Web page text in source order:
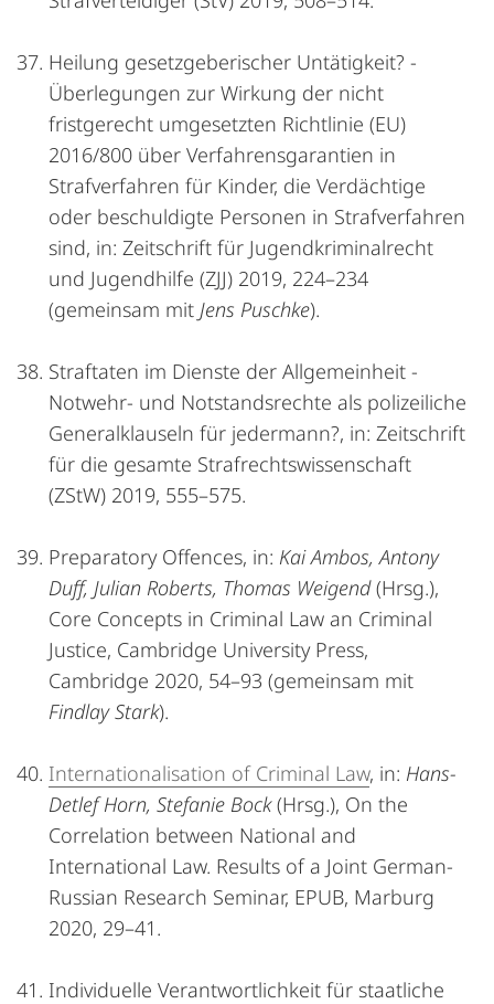
Heilung gesetzgeberischer Untätigkeit? -
Überlegungen zur Wirkung der nicht
fristgerecht umgesetzten Richtlinie (EU)
2016/800 über Verfahrensgarantien in
Strafverfahren für Kinder, die Verdächtige
oder beschuldigte Personen in Strafverfahren
sind, in: Zeitschrift für Jugendkriminalrecht
und Jugendhilfe (ZJJ) 2019, 224–234
(gemeinsam mit Jens Puschke).
Straftaten im Dienste der Allgemeinheit -
Notwehr- und Notstandsrechte als polizeiliche
Generalklauseln für jedermann?, in: Zeitschrift
für die gesamte Strafrechtswissenschaft
(ZStW) 2019, 555–575.
Preparatory Offences, in: Kai Ambos, Antony
Duff, Julian Roberts, Thomas Weigend(Hrsg.),
Core Concepts in Criminal Law an Criminal
Justice, Cambridge University Press,
Cambridge 2020, 54–93 (gemeinsam mit
Findlay Stark).
Internationalisation of Criminal Law, in: Hans-
Detlef Horn, Stefanie Bock(Hrsg.), On the
Correlation between National and
International Law. Results of a Joint German-
Russian Research Seminar, EPUB, Marburg
2020, 29–41.
Individuelle Verantwortlichkeit für staatliche